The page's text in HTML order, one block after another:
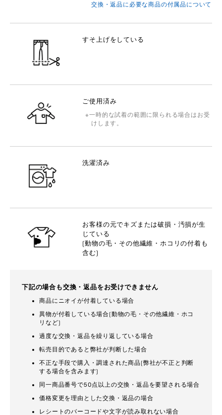
交換・返品に必要な商品の付属品について
すそ上げをしている
ご使用済み
一時的な試着の範囲に限られる場合はお受
けします。
洗濯済み
お客様の元でキズまたは破損・汚損が生
じている
(動物の毛・その他繊維・ホコリの付着も
含む)
下記の場合も交換・返品をお受けできません
商品にニオイが付着している場合
異物が付着している場合(動物の毛・その他繊維・ホコ
リなど)
過度な交換・返品を繰り返している場合
転売目的であると弊社が判断した場合
不正な手段で購入・調達された商品(弊社が不正と判断
する場合を含みます)
同一商品番号で50点以上の交換・返品を要望される場合
価格変更を理由とした交換・返品の場合
レシートのバーコードや文字が読み取れない場合